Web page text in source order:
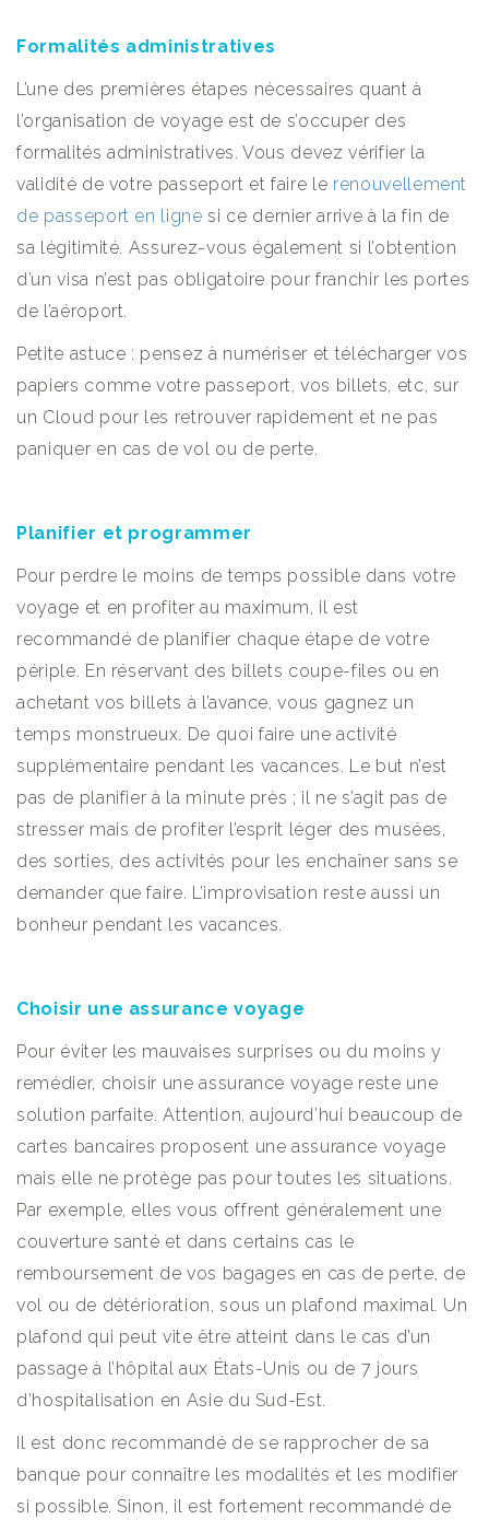
Formalités administratives
L’une des premières étapes nécessaires quant à
l’organisation de voyage est de s’occuper des
formalités administratives. Vous devez vérifier la
validité de votre passeport et faire le renouvellement
de passeport en ligne si ce dernier arrive à la fin de
sa légitimité. Assurez-vous également si l’obtention
d’un visa n’est pas obligatoire pour franchir les portes
de l’aéroport.
Petite astuce : pensez à numériser et télécharger vos
papiers comme votre passeport, vos billets, etc, sur
un Cloud pour les retrouver rapidement et ne pas
paniquer en cas de vol ou de perte.
Planifier et programmer
Pour perdre le moins de temps possible dans votre
voyage et en profiter au maximum, il est
recommandé de planifier chaque étape de votre
périple. En réservant des billets coupe-files ou en
achetant vos billets à l’avance, vous gagnez un
temps monstrueux. De quoi faire une activité
supplémentaire pendant les vacances. Le but n’est
pas de planifier à la minute près ; il ne s’agit pas de
stresser mais de profiter l’esprit léger des musées,
des sorties, des activités pour les enchaîner sans se
demander que faire. L’improvisation reste aussi un
bonheur pendant les vacances.
Choisir une assurance voyage
Pour éviter les mauvaises surprises ou du moins y
remédier, choisir une assurance voyage reste une
solution parfaite. Attention, aujourd’hui beaucoup de
cartes bancaires proposent une assurance voyage
mais elle ne protège pas pour toutes les situations.
Par exemple, elles vous offrent généralement une
couverture santé et dans certains cas le
remboursement de vos bagages en cas de perte, de
vol ou de détérioration, sous un plafond maximal. Un
plafond qui peut vite être atteint dans le cas d’un
passage à l’hôpital aux États-Unis ou de 7 jours
d’hospitalisation en Asie du Sud-Est.
Il est donc recommandé de se rapprocher de sa
banque pour connaître les modalités et les modifier
si possible. Sinon, il est fortement recommandé de